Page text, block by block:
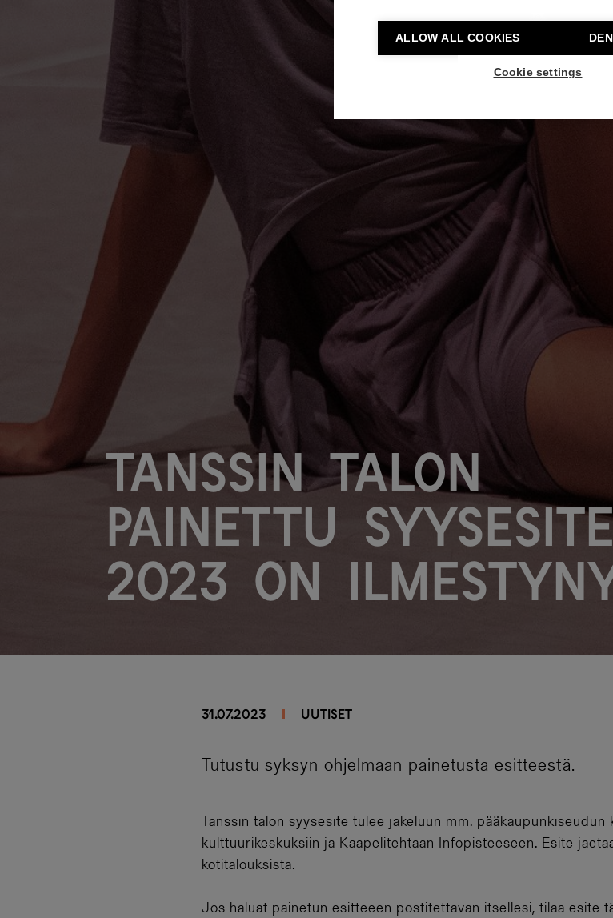
ALLOW ALL COOKIES
Cookie settings
Tanssin talon
painettu
2023 on
31.07.2023 UUTISET
Tutustu syksyn ohjelmaan painetusta esitteestä.
Tanssin talon syysesite tulee jakeluun mm. pääkaupunkiseudun
kulttuurikeskuksiin ja Kaapelitehtaan Infopisteeseen. Esite
kotitalouksista.
Jos haluat painetun esitteeen postitettavan itsellesi, tilaa esite